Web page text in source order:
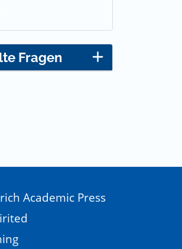
Fragen
Academic Press